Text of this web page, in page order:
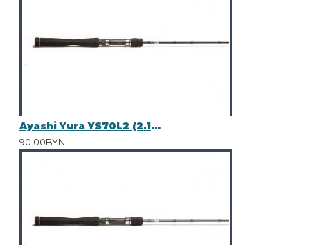
Ayashi Yura YS70L2 (2.13m 7-21g)
90.00BYN